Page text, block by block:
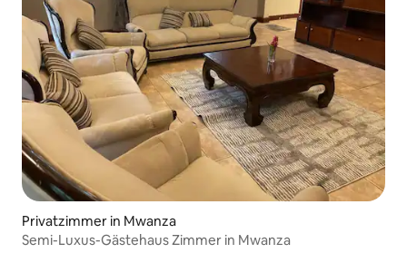
Privatzimmer in Mwanza
Semi-Luxus-Gästehaus Zimmer in Mwanza